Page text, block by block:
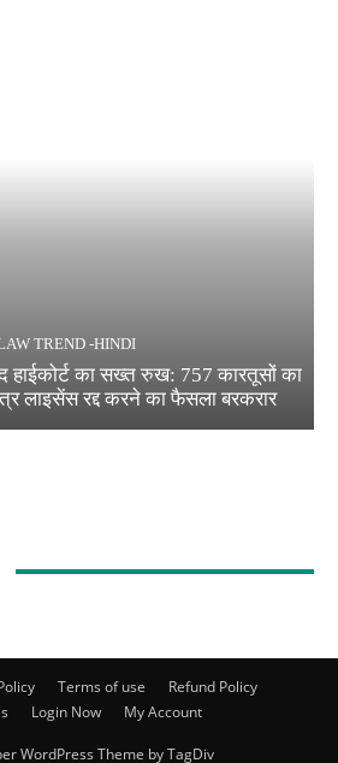
TREND -HINDI
हाईकोर्ट का सख्त रुख: 757 कारतूसों का
लाइसेंस रद्द करने का फैसला बरकरार
Terms of use
Refund Policy
Login Now My Account
WordPress Theme by TagDiv